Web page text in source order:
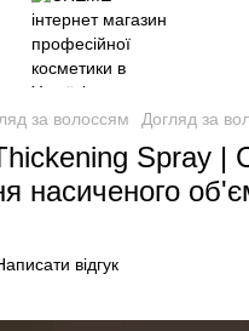
за волоссям Догляд за
Spray |
насиченого
відгук